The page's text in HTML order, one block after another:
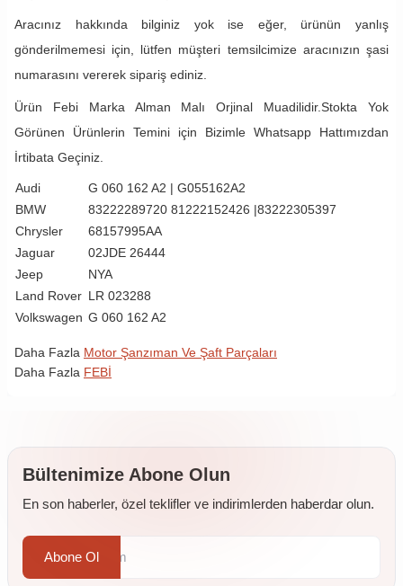
Aracınız hakkında bilginiz yok ise eğer, ürünün yanlış
gönderilmemesi için, lütfen müşteri temsilcimize aracınızın şasi
numarasını vererek sipariş ediniz.
Ürün Febi Marka Alman Malı Orjinal Muadilidir.Stokta Yok
Görünen Ürünlerin Temini için Bizimle Whatsapp Hattımızdan
İrtibata Geçiniz.
Audi
G 060 162 A2 | G055162A2
BMW
83222289720 81222152426 |83222305397
Chrysler
68157995AA
Jaguar
02JDE 26444
Jeep
NYA
Land Rover LR 023288
Volkswagen G 060 162 A2
Daha Fazla Motor Şanzıman Ve Şaft Parçaları
Daha Fazla FEBİ
Bültenimize Abone Olun
En son haberler, özel teklifler ve indirimlerden haberdar olun.
Abone Ol